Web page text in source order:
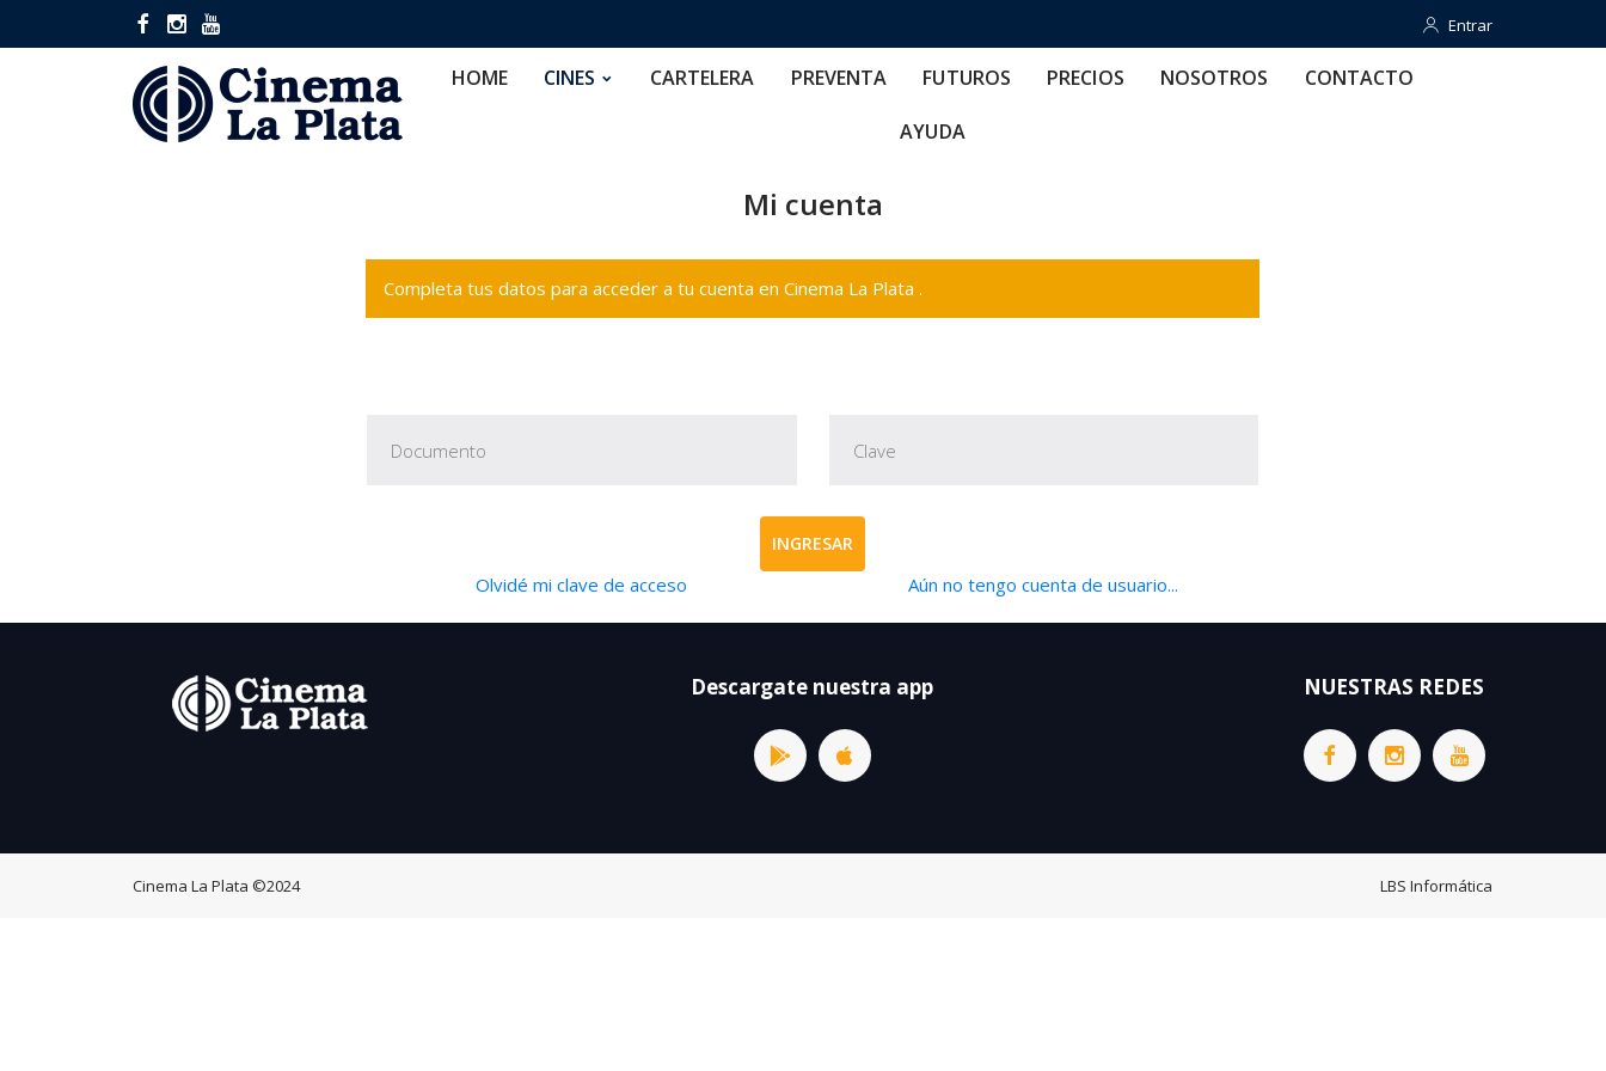
Entrar
Entrar
HOME CINES CARTELERA PREVENTA FUTUROS PRECIOS NOSOTROS CONTACTO
AYUDA
Mi cuenta
Completa tus datos para acceder a tu cuenta en Cinema La Plata .
INGRESAR
Olvidé mi clave de acceso Aún no tengo cuenta de usuario...
Descargate nuestra app NUESTRAS REDES
Cinema La Plata ©2024 LBS Informática